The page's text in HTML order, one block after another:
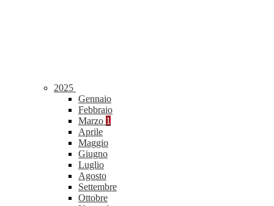
2025
Gennaio
Febbraio
Marzo 1
Aprile
Maggio
Giugno
Luglio
Agosto
Settembre
Ottobre